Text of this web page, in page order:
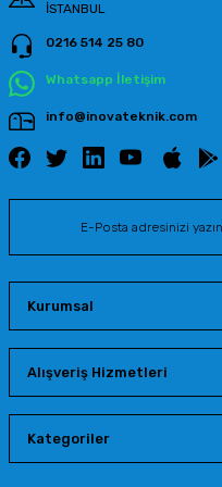
İSTANBUL
0216 514 25 80
Whatsapp İletişim
info@inovateknik.com
Kurumsal
Alışveriş Hizmetleri
Kategoriler